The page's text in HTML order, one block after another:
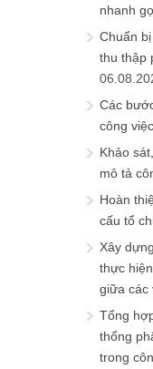
nhanh
Chuẩn
thu thập
Các
công
Khảo
mô tả
Hoàn
cấu tổ
Xây
thực
giữa các
Tổng
thống
trong